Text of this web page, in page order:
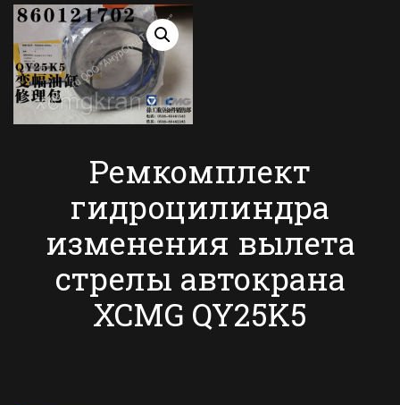
Ремкомплект
гидроцилиндра
изменения вылета
стрелы автокрана
XCMG QY25K5